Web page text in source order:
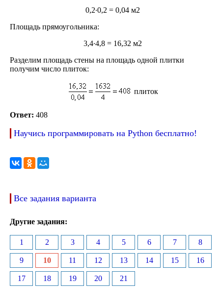
0,2∙0,2 = 0,04 м2
Площадь прямоугольника:
3,4∙4,8 = 16,32 м2
Разделим площадь стены на площадь одной плитки
получим число плиток:
плиток
Ответ: 408
Научись программировать на Python бесплатно!
Все задания варианта
Другие задания:
1 2 3 4 5 6 7 8
9 10 11 12 13 14 15 16
17 18 19 20 21